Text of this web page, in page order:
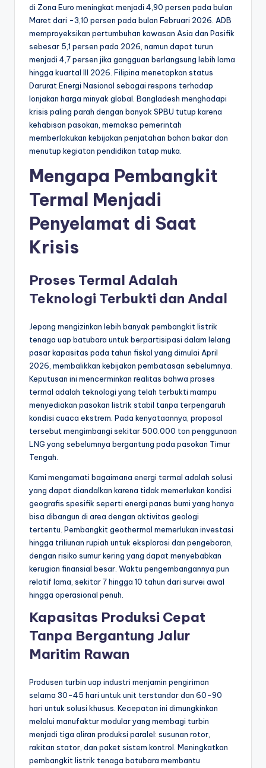
di Zona Euro meningkat menjadi 4,90 persen pada bulan
Maret dari -3,10 persen pada bulan Februari 2026. ADB
memproyeksikan pertumbuhan kawasan Asia dan Pasifik
sebesar 5,1 persen pada 2026, namun dapat turun
menjadi 4,7 persen jika gangguan berlangsung lebih lama
hingga kuartal III 2026. Filipina menetapkan status
Darurat Energi Nasional sebagai respons terhadap
lonjakan harga minyak global. Bangladesh menghadapi
krisis paling parah dengan banyak SPBU tutup karena
kehabisan pasokan, memaksa pemerintah
memberlakukan kebijakan penjatahan bahan bakar dan
menutup kegiatan pendidikan tatap muka.
Mengapa Pembangkit
Termal Menjadi
Penyelamat di Saat
Krisis
Proses Termal Adalah
Teknologi Terbukti dan Andal
Jepang mengizinkan lebih banyak pembangkit listrik
tenaga uap batubara untuk berpartisipasi dalam lelang
pasar kapasitas pada tahun fiskal yang dimulai April
2026, membalikkan kebijakan pembatasan sebelumnya.
Keputusan ini mencerminkan realitas bahwa proses
termal adalah teknologi yang telah terbukti mampu
menyediakan pasokan listrik stabil tanpa terpengaruh
kondisi cuaca ekstrem. Pada kenyataannya, proposal
tersebut mengimbangi sekitar 500.000 ton penggunaan
LNG yang sebelumnya bergantung pada pasokan Timur
Tengah.
Kami mengamati bagaimana energi termal adalah solusi
yang dapat diandalkan karena tidak memerlukan kondisi
geografis spesifik seperti energi panas bumi yang hanya
bisa dibangun di area dengan aktivitas geologi
tertentu. Pembangkit geothermal memerlukan investasi
hingga triliunan rupiah untuk eksplorasi dan pengeboran,
dengan risiko sumur kering yang dapat menyebabkan
kerugian finansial besar. Waktu pengembangannya pun
relatif lama, sekitar 7 hingga 10 tahun dari survei awal
hingga operasional penuh.
Kapasitas Produksi Cepat
Tanpa Bergantung Jalur
Maritim Rawan
Produsen turbin uap industri menjamin pengiriman
selama 30-45 hari untuk unit terstandar dan 60-90
hari untuk solusi khusus. Kecepatan ini dimungkinkan
melalui manufaktur modular yang membagi turbin
menjadi tiga aliran produksi paralel: susunan rotor,
rakitan stator, dan paket sistem kontrol. Meningkatkan
pembangkit listrik tenaga batubara membantu